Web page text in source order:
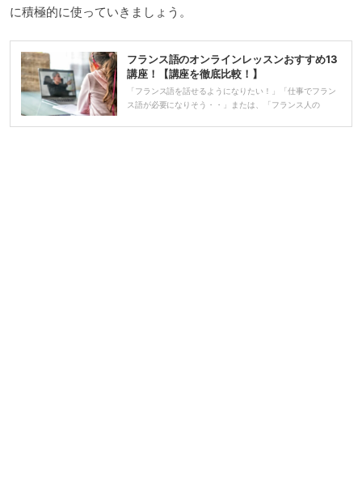
に積極的に使っていきましょう。
フランス語のオンラインレッスンおすすめ13
講座！【講座を徹底比較！】
「フランス語を話せるようになりたい！」「仕事でフラン
ス語が必要になりそう・・」または、「フランス人の